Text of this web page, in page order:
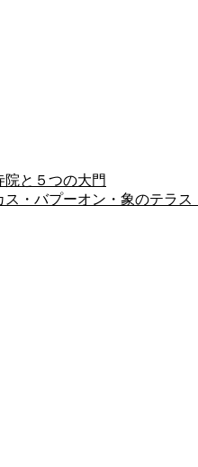
院と５つの大門
ス・バプーオン・象のテラ